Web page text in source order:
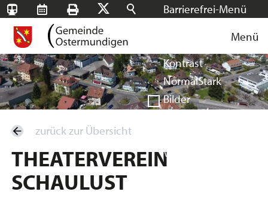
Barrierefrei-Menü
Sehr groß
Kontrast
NormalStark
Bilder
Vorlesen starten
Vorlesen pausieren
Suchen
SBB-
Tageskarten
RMS Drucken
Facebook
Instagram
Login Menü
zurück zur Übersicht
THEATERVEREIN
SCHAULUST